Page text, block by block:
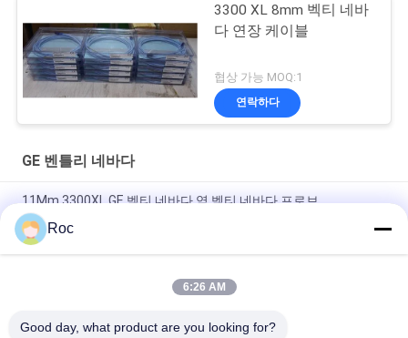
3300 XL 8mm 벡티 네바
다 연장 케이블
협상 가능 MOQ:1
연락하다
GE 벤틀리 네바다
11Mm 3300XL GE 벡티 네바다 역 벡티 네바다 프로브
50mm 3300XL 벡티 네바다 근접 탐사 330709-000-050-10-02-
00
8.0 미터 3300 XL 11Mm GE 벡티 네바다 진동 탐사 330730-080-
Roc
6:26 AM
Good day, what product are you looking for?